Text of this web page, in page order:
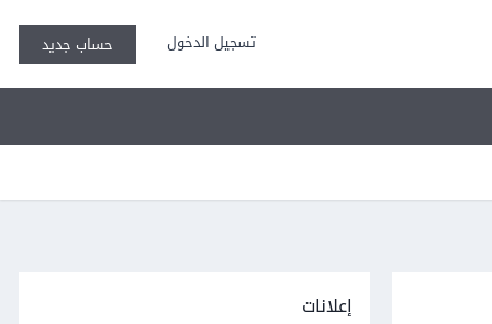
تسجيل الدخول حساب جديد
إعلانات